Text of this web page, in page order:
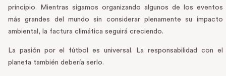
principio. Mientras sigamos organizando algunos de los eventos
más grandes del mundo sin considerar plenamente su impacto
ambiental, la factura climática seguirá creciendo.
La pasión por el fútbol es universal. La responsabilidad con el
planeta también debería serlo.